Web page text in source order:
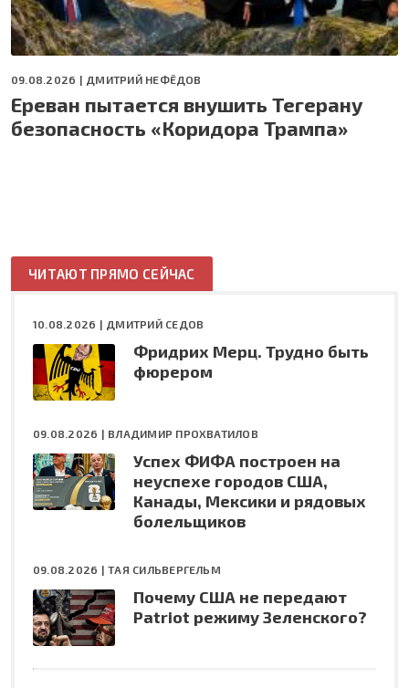
09.08.2026 | ДМИТРИЙ НЕФЁДОВ
Ереван пытается внушить Тегерану
безопасность «Коридора Трампа»
ЧИТАЮТ ПРЯМО СЕЙЧАС
10.08.2026 | ДМИТРИЙ СЕДОВ
Фридрих Мерц. Трудно быть
фюрером
09.08.2026 | ВЛАДИМИР ПРОХВАТИЛОВ
Успех ФИФА построен на
неуспехе городов США,
Канады, Мексики и рядовых
болельщиков
09.08.2026 |ТАЯ СИЛЬВЕРГЕЛЬМ
Почему США не передают
Patriot режиму Зеленского?